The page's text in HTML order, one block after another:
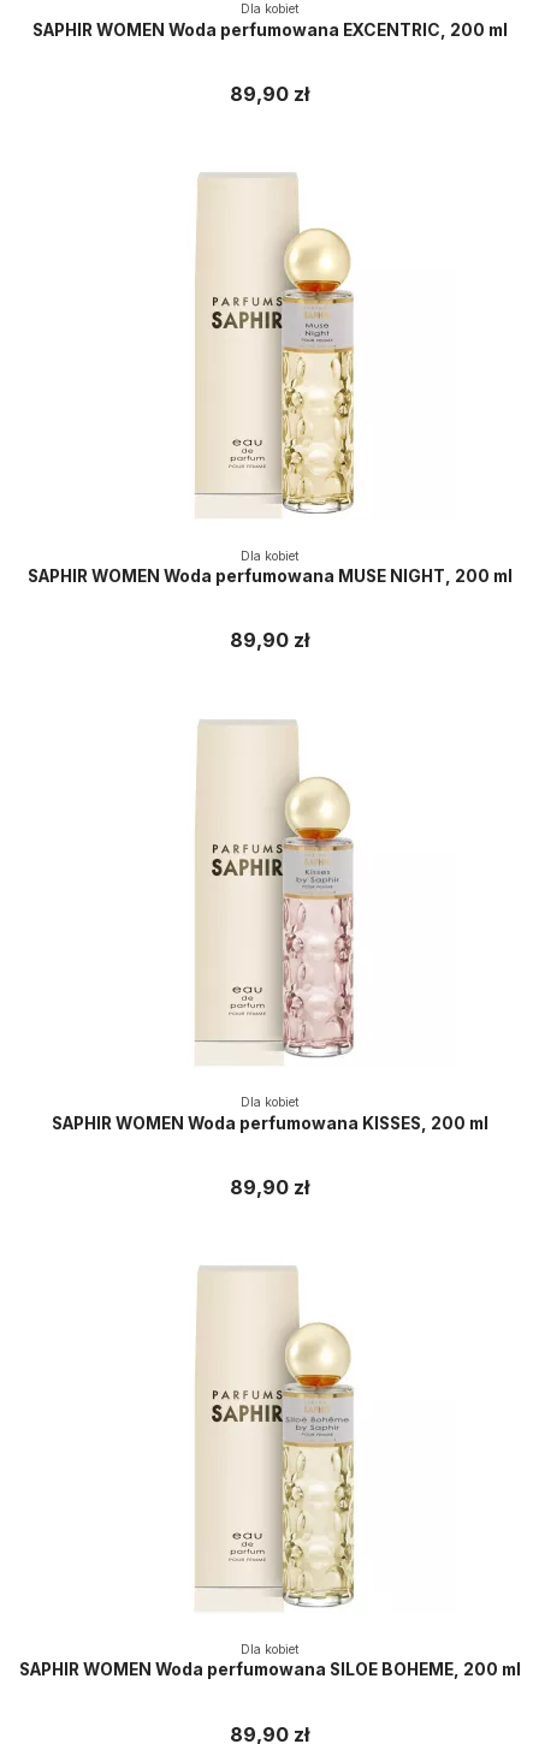
Dla kobiet
SAPHIR WOMEN Woda perfumowana EXCENTRIC, 200 ml
89,90 zł
Dla kobiet
SAPHIR WOMEN Woda perfumowana MUSE NIGHT, 200 ml
89,90 zł
Dla kobiet
SAPHIR WOMEN Woda perfumowana KISSES, 200 ml
89,90 zł
Dla kobiet
SAPHIR WOMEN Woda perfumowana SILOE BOHEME, 200 ml
89,90 zł